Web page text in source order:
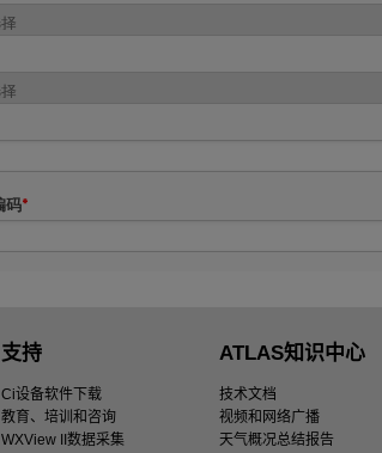
支持
Ci设备软件下载
教育、培训和咨询
WXView II数据采集
ATLAS知识中心
技术文档
视频和网络广播
天气概况总结报告